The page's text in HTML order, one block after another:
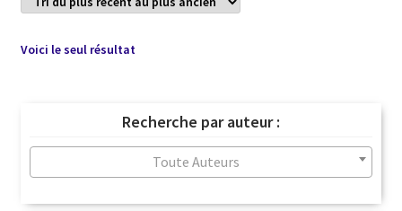
Voici le seul résultat
Recherche par auteur :
Toute Auteurs